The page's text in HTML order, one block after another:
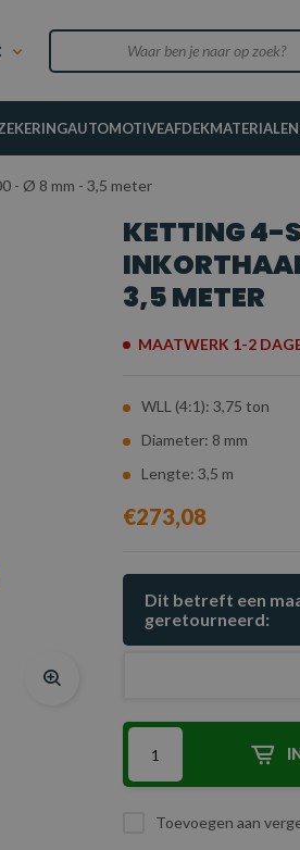
AUTOMOTIVEAFDEKMATERIALEN
- Ø 8 mm - 3,5 meter
KETTING 4-
3,5 METER
MAATWERK 1-2
WLL (4:1): 3,75 ton
Diameter: 8 mm
Lengte: 3,5 m
€273,08
Dit betreft een
geretourneerd:
Toevoegen aan